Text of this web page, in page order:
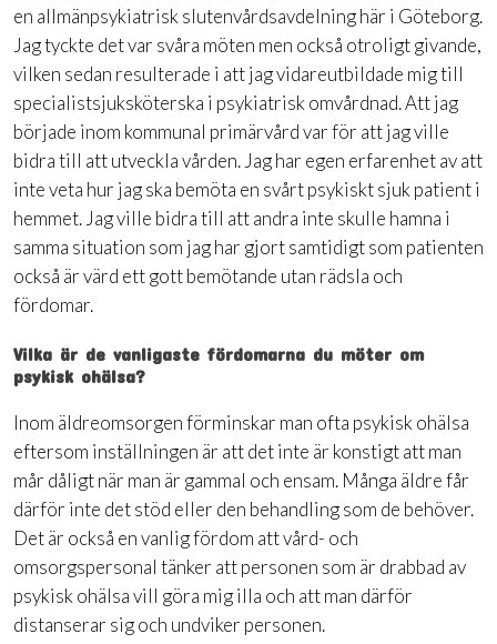
en allmänpsykiatrisk slutenvårdsavdelning här i Göteborg.
Jag tyckte det var svåra möten men också otroligt givande,
vilken sedan resulterade i att jag vidareutbildade mig till
specialistsjuksköterska i psykiatrisk omvårdnad. Att jag
började inom kommunal primärvård var för att jag ville
bidra till att utveckla vården. Jag har egen erfarenhet av att
inte veta hur jag ska bemöta en svårt psykiskt sjuk patient i
hemmet. Jag ville bidra till att andra inte skulle hamna i
samma situation som jag har gjort samtidigt som patienten
också är värd ett gott bemötande utan rädsla och
fördomar.
Vilka är de vanligaste fördomarna du möter om
psykisk ohälsa?
Inom äldreomsorgen förminskar man ofta psykisk ohälsa
eftersom inställningen är att det inte är konstigt att man
mår dåligt när man är gammal och ensam. Många äldre får
därför inte det stöd eller den behandling som de behöver.
Det är också en vanlig fördom att vård- och
omsorgspersonal tänker att personen som är drabbad av
psykisk ohälsa vill göra mig illa och att man därför
distanserar sig och undviker personen.